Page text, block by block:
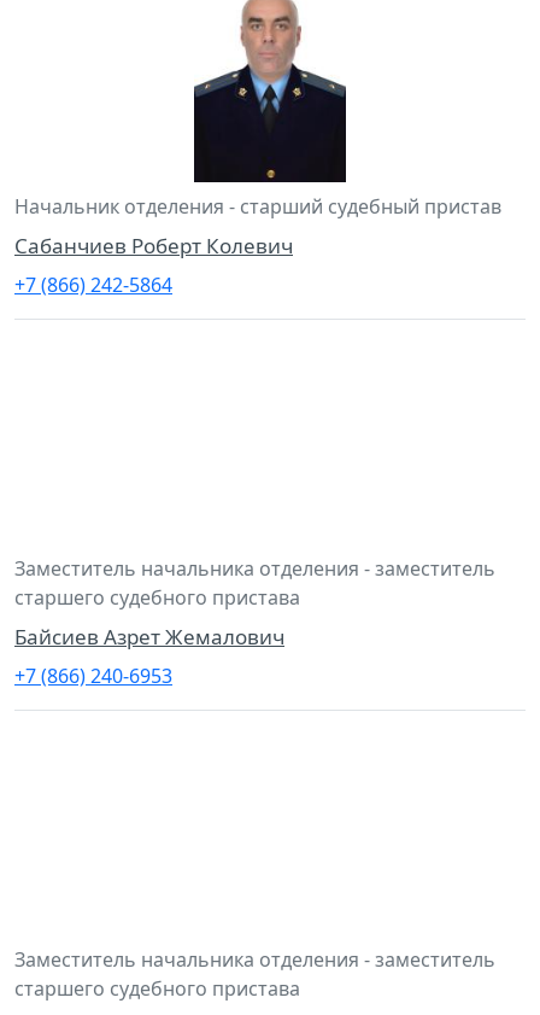
Начальник отделения - старший судебный пристав
Сабанчиев Роберт Колевич
+7 (866) 242-5864
Заместитель начальника отделения - заместитель
старшего судебного пристава
Байсиев Азрет Жемалович
+7 (866) 240-6953
Заместитель начальника отделения - заместитель
старшего судебного пристава